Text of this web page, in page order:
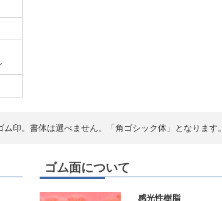
印。書体は選べません。「角ゴシック体」となります。
ゴム面について
感光性樹脂